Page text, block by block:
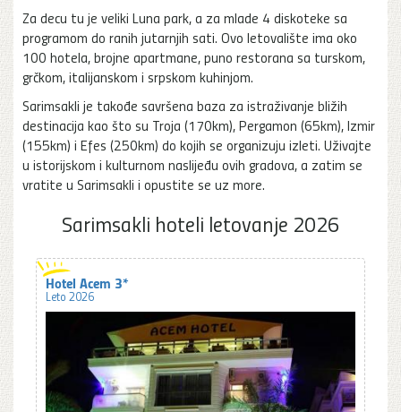
Za decu tu je veliki Luna park, a za mlade 4 diskoteke sa
programom do ranih jutarnjih sati. Ovo letovalište ima oko
100 hotela, brojne apartmane, puno restorana sa turskom,
grčkom, italijanskom i srpskom kuhinjom.
Sarimsakli je takođe savršena baza za istraživanje bližih
destinacija kao što su Troja (170km), Pergamon (65km), Izmir
(155km) i Efes (250km) do kojih se organizuju izleti. Uživajte
u istorijskom i kulturnom naslijeđu ovih gradova, a zatim se
vratite u Sarimsakli i opustite se uz more.
Sarimsakli hoteli letovanje 2026
Hotel Acem 3*
Leto 2026